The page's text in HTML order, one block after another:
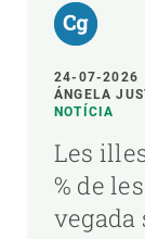
24-07-2026
ÁNGELA
NOTÍCIA
Les
% de
vegada